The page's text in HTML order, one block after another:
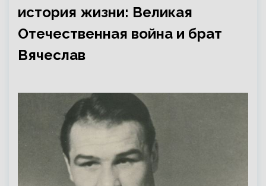
история жизни: Великая
Отечественная война и брат
Вячеслав